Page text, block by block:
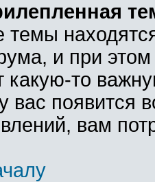
и при
какую-то
вас появится
вам